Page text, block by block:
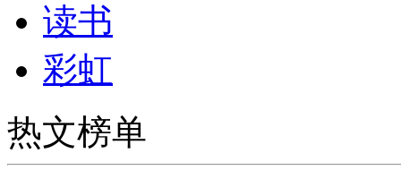
读书
彩虹
热文榜单